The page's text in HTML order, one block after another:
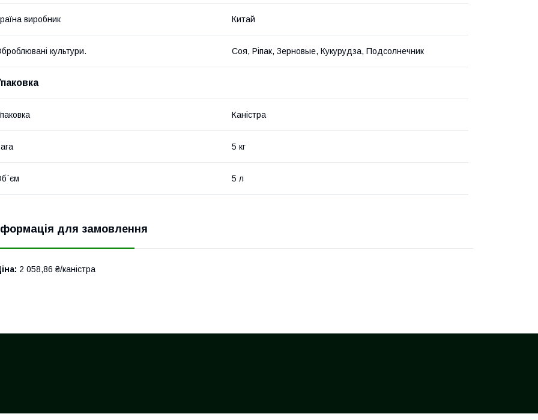
виробник Китай
культури. Соя, Ріпак, Зерновые, Кукурудза, Подсолнечник
Каністра
5 кг
5 л
для замовлення
2 058,86 ₴/каністра